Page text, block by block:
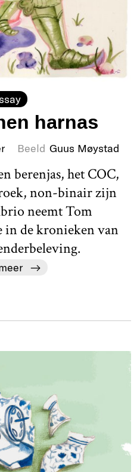
harnas
Beeld Guus Møystad
berenjas, het COC,
non-binair zijn
neemt Tom
in de kronieken van